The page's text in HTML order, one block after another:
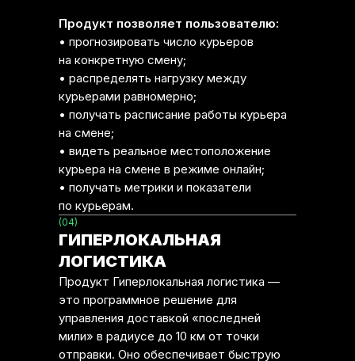
Продукт позволяет пользователю:
• прогнозировать число курьеров
на конкретную смену;
• распределять нагрузку между
курьерами равномерно;
• получать расписание работы курьера
на смене;
• видеть реальное местоположение
курьера на смене в режиме онлайн;
• получать метрики и показатели
по курьерам.
(04)
ГИПЕРЛОКАЛЬНАЯ
ЛОГИСТИКА
Продукт Гиперлокальная логистика —
это программное решение для
управления доставкой «последней
мили» в радиусе до 10 км от точки
отправки. Оно обеспечивает быструю